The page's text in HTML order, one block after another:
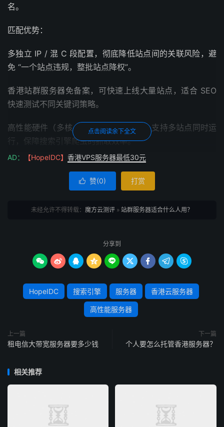
名。
匹配优势：
多独立 IP / 混 C 段配置，彻底降低站点间的关联风险，避
免 “一个站点违规，整批站点降权”。
香港站群服务器免备案，可快速上线大量站点，适合 SEO
快速测试不同关键词策略。
高性能硬件（多核 CPU + 大容量内存）支持多站点同时运
行，保障搜索引擎爬虫的抓取效率。
配置建议：中小型团队选香港云服务器
大型团队选混 C 段物理机（50-200 个 IP） ，优先 CN2
GIA 线路保障国内访问速度。
二、跨境电商 / 外贸企业
适合做跨境电商独立站、外贸产品分销的企业或个人卖家。
核心需求：搭建多语言 / 多品类站点矩阵，覆盖不同国家 /
匹配优势：
户访问（东南亚、欧美用户延迟可控）。
的搜索习惯，提升产品关键词排名。
他站点的正常运营，保障业务连续性。
点击阅读余下全文
AD： 【HopeIDC】 香港VPS服务器最低30元
 赞(0) 打赏
未经允许不得转载： 魔方云测评 » 站群服务器适合什么人用？
分享到
        
HopeIDC 搜索引擎 服务器 香港云服务器
高性能服务器
上一篇
租电信大带宽服务器要多少钱
下一篇
个人要怎么托管香港服务器？
相关推荐